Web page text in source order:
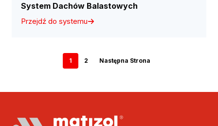
System Dachów Balastowych
Przejdź do systemu
1 2 Następna Strona